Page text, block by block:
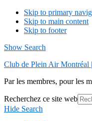
Skip to primary
Skip to main content
Skip to footer
Show Search
Club de Plein Air Montréal
Par les membres, pour les
Recherchez ce site web
Hide Search